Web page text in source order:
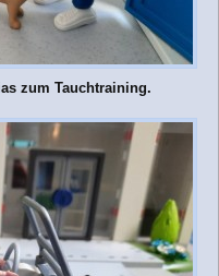
zum Tauchtraining.